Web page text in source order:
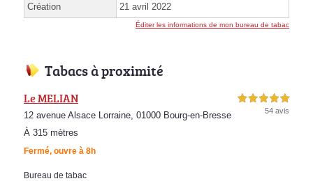
Création 21 avril 2022
Éditer les informations de mon bureau de tabac
Tabacs à proximité
Le MELIAN
12 avenue Alsace Lorraine, 01000 Bourg-en-Bresse
À 315 mètres
Fermé, ouvre à 8h
5,0 étoiles sur 5
54 avis
Bureau de tabac